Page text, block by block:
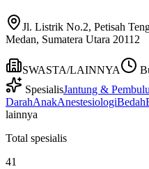
Jl. Listrik No.2, Petisah
Medan, Sumatera Utara 20112
SWASTA/LAINNYA
SpesialisJantung &
DarahAnakAnestesiologiBedah
lainnya
Total spesialis
41